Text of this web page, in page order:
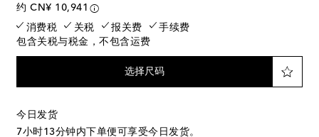
约 CN¥ 10,941
消费税
关税 报关费
手续费
包含关税与税金，不包含运费
选择尺码
今日发货
7小时13分钟内下单便可享受今日发货。